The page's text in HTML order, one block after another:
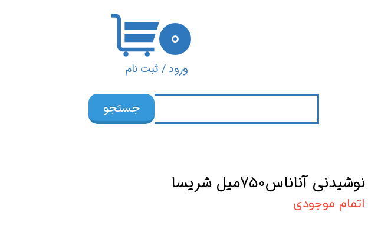
ورود/ ثبت نام
حساب کاربری من
تغییر گذر واژه
کاربری
۰
جستجو
نوشیدنی آناناس750میل شریسا
اتمام موجودی